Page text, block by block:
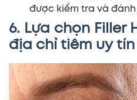
được kiểm tra và
6. Lựa chọn Filler
địa chỉ tiêm uy tín